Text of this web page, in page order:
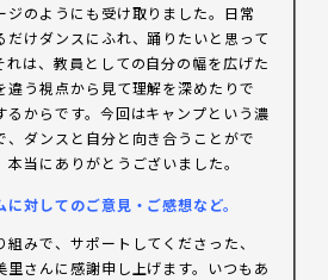
ジのようにも受け取りました。日常
だけダンスにふれ、踊りたいと思って
れは、教員としての自分の幅を広げた
違う視点から見て理解を深めたりで
るからです。今回はキャンプという濃
、ダンスと自分と向き合うことがで
本当にありがとうございました。
に対してのご意見・ご感想など。
組みで、サポートしてくださった、
里さんに感謝申し上げます。いつもあ